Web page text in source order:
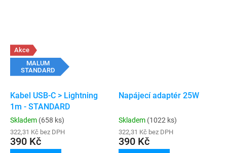
Akce
MALUM
STANDARD
Kabel USB-C > Lightning
1m - STANDARD
Skladem (658 ks)
322,31 Kč bez DPH
390 Kč
Napájecí adaptér 25W
Skladem (1022 ks)
322,31 Kč bez DPH
390 Kč